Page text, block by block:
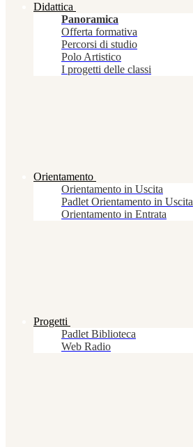
Didattica
Panoramica
Offerta formativa
Percorsi di studio
Polo Artistico
I progetti delle classi
Orientamento
Orientamento in Uscita
Padlet Orientamento in Uscita
Orientamento in Entrata
Progetti
Padlet Biblioteca
Web Radio